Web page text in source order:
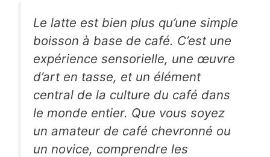
Le latte est bien plus qu’une simple
boisson à base de café. C’est une
expérience sensorielle, une œuvre
d’art en tasse, et un élément
central de la culture du café dans
le monde entier. Que vous soyez
un amateur de café chevronné ou
un novice, comprendre les